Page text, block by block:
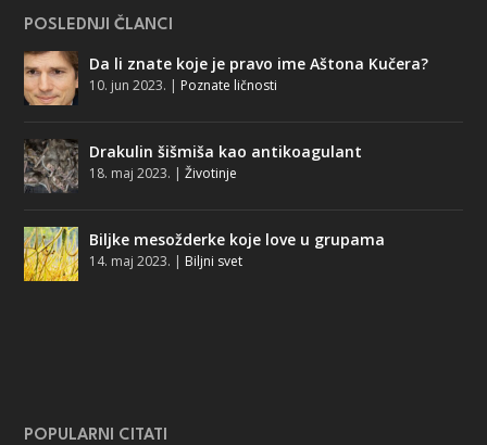
POSLEDNJI ČLANCI
Da li znate koje je pravo ime Aštona Kučera?
10. jun 2023. | Poznate ličnosti
Drakulin šišmiša kao antikoagulant
18. maj 2023. |Životinje
Biljke mesožderke koje love u grupama
14. maj 2023. | Biljni svet
POPULARNI CITATI